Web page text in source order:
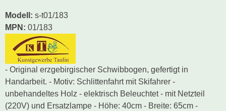
Modell : s-t01/183
MPN: 01/183
- Original erzgebirgischer Schwibbogen, gefertigt in
Handarbeit. - Motiv: Schlittenfahrt mit Skifahrer -
unbehandeltes Holz - elektrisch Beleuchtet - mit Netzteil
(220V) und Ersatzlampe - Höhe: 40cm - Breite: 65cm -